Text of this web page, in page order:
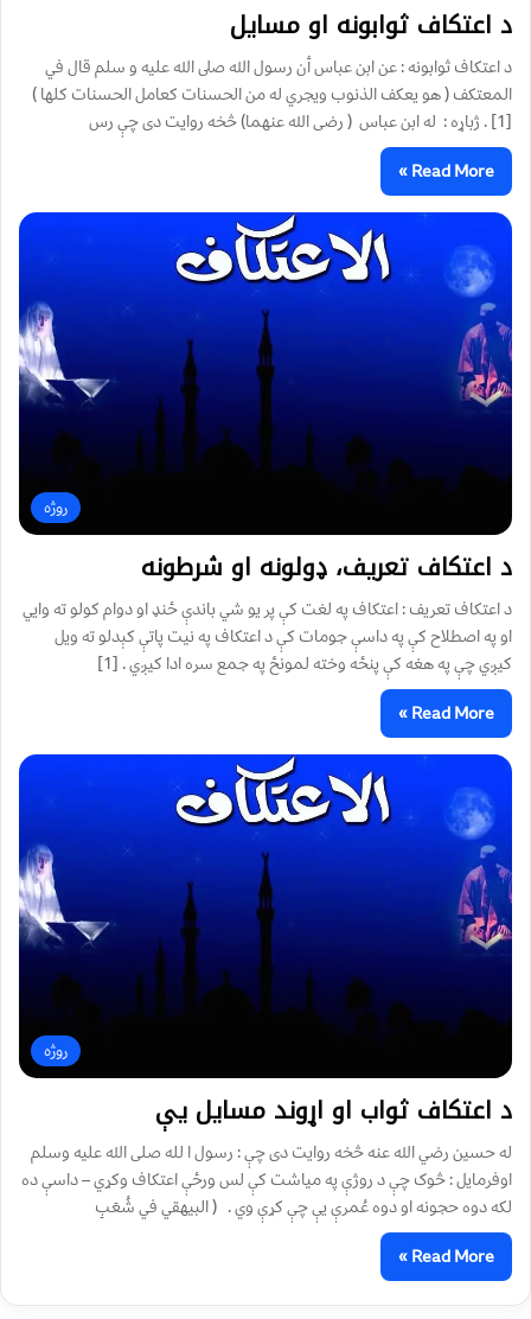
د اعتکاف ثوابونه او مسایل
د اعتکاف ثوابونه : عن ابن عباس أن رسول الله صلى الله عليه و سلم قال في
المعتكف ( هو يعكف الذنوب ويجري له من الحسنات كعامل الحسنات كلها )
[1] . ژباړه : له ابن عباس ( رضی الله عنهما) څخه روايت دی چې رس
Read More »
روژه
د اعتکاف تعريف، ډولونه او شرطونه
د اعتکاف تعريف : اعتکاف په لغت کې پر يو شي باندې ځنډ او دوام کولو ته وايي
او په اصطلاح کې په داسې جومات کې د اعتکاف په نيت پاتې کېدلو ته ویل
کیږي چې په هغه کې پنځه وخته لمونځ په جمع سره ادا کيږي . [1]
Read More »
روژه
د اعتکاف ثواب او اړوند مسایل یې
له حسين رضي الله عنه څخه روايت دی چې : رسول ا لله صلی الله عليه وسلم
اوفرمايل : څوک چې د روژې په مياشت کې لس ورځې اعتکاف وکړي – داسې ده
لکه دوه حجونه او دوه عُمرې يې چې کړې وي . ( البيهقي في شُعَبِ
Read More »